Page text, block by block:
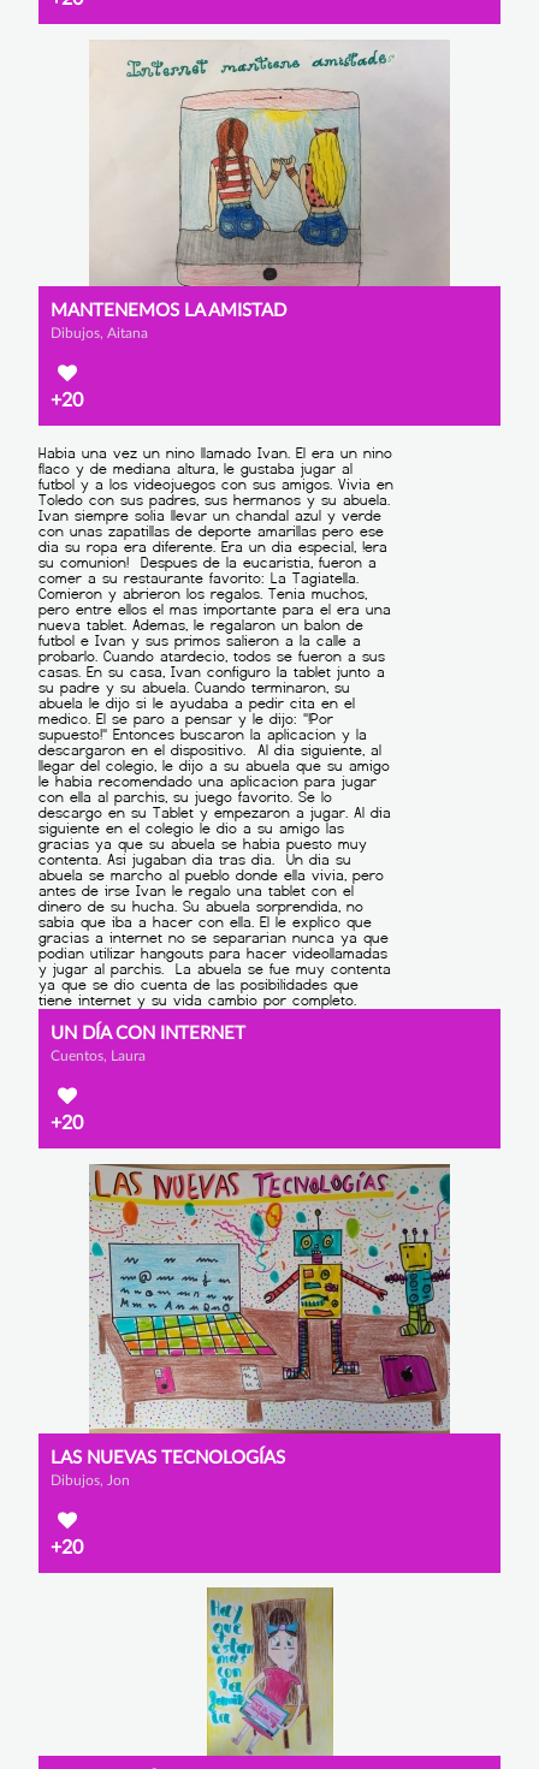
MANTENEMOS LA AMISTAD
Dibujos, Aitana
+20
UN DÍA CON INTERNET
Cuentos, Laura
+20
LAS NUEVAS TECNOLOGÍAS
Dibujos, Jon
+20